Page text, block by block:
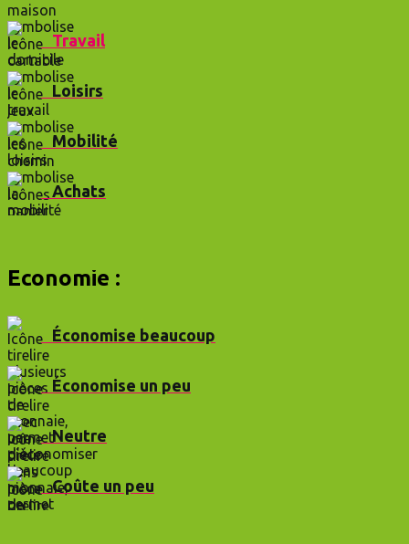
Travail
Loisirs
Mobilité
Achats
Économie :
Économise beaucoup
Économise un peu
Neutre
Coûte un peu